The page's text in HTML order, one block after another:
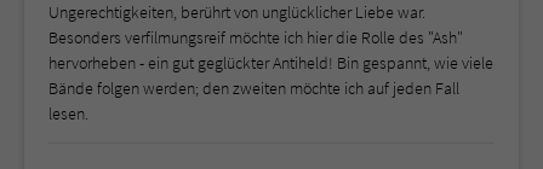
Ungerechtigkeiten, berührt von unglücklicher Liebe war.
Besonders verfilmungsreif möchte ich hier die Rolle des "Ash"
hervorheben - ein gut geglückter Antiheld! Bin gespannt, wie viele
Bände folgen werden; den zweiten möchte ich auf jeden Fall
lesen.